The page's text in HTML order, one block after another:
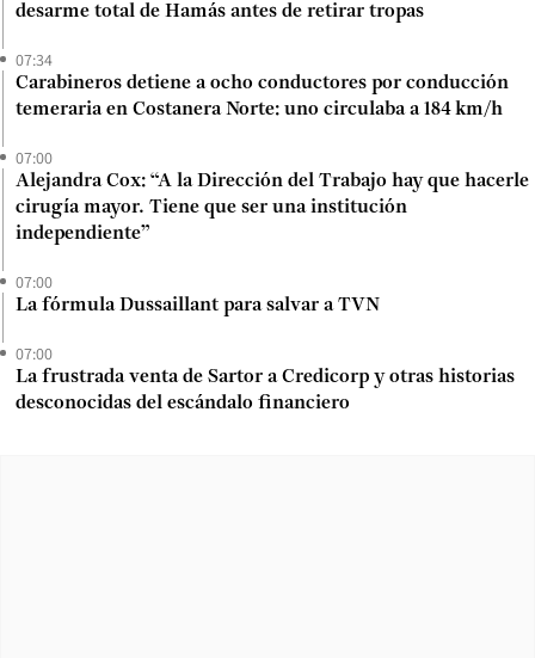
desarme total de Hamás antes de retirar tropas
07:34
Carabineros detiene a ocho conductores por conducción
temeraria en Costanera Norte: uno circulaba a 184 km/h
07:00
Alejandra Cox: “A la Dirección del Trabajo hay que hacerle
cirugía mayor. Tiene que ser una institución
independiente”
07:00
La fórmula Dussaillant para salvar a TVN
07:00
La frustrada venta de Sartor a Credicorp y otras historias
desconocidas del escándalo financiero